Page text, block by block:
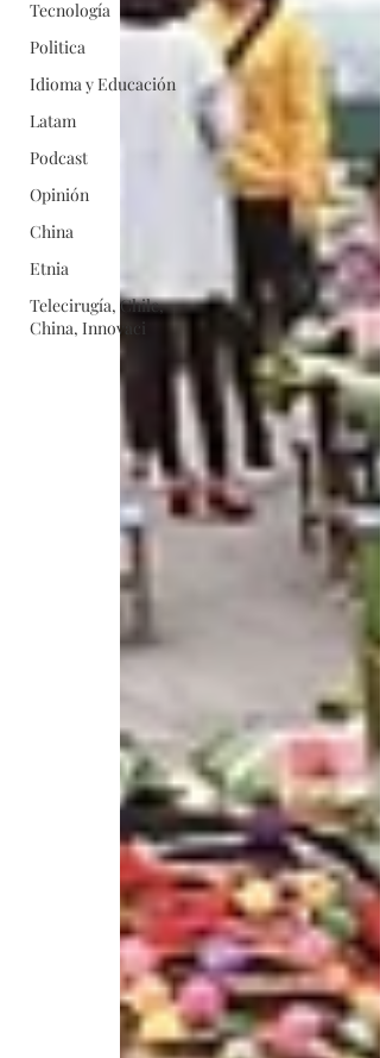
Tecnología
Politica
Idioma y Educación
Latam
Podcast
Opinión
China
Etnia
Telecirugía, Chile,
China, Innovaci